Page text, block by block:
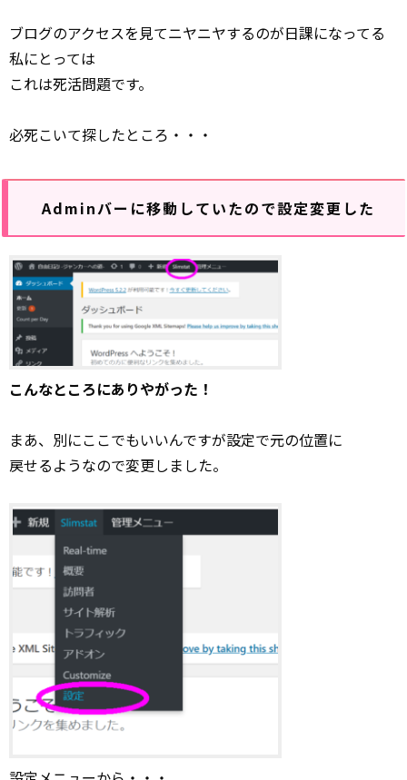
ブログのアクセスを見てニヤニヤするのが日課になってる
私にとっては
これは死活問題です。
必死こいて探したところ・・・
Adminバーに移動していたので設定変更した
こんなところにありやがった！
まあ、別にここでもいいんですが設定で元の位置に
戻せるようなので変更しました。